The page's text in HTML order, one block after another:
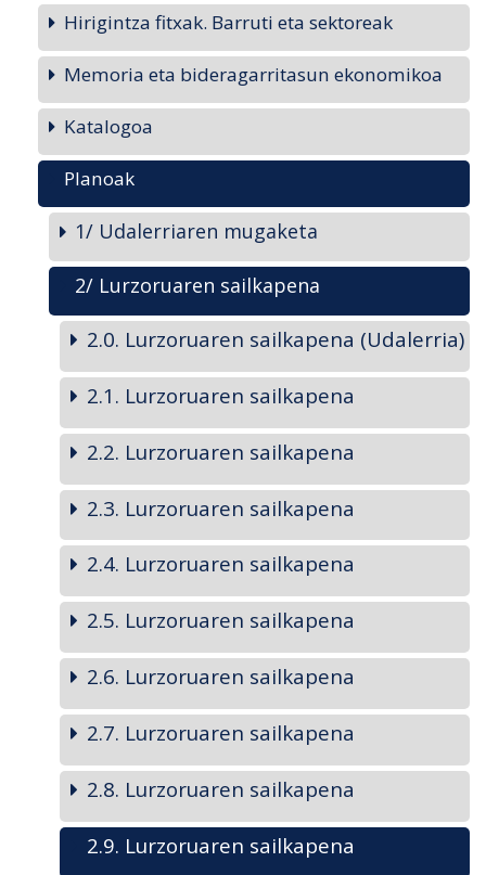
Hirigintza fitxak. Barruti eta sektoreak
Memoria eta bideragarritasun ekonomikoa
Katalogoa
Planoak
1/ Udalerriaren mugaketa
2/ Lurzoruaren sailkapena
2.0. Lurzoruaren sailkapena (Udalerria)
2.1. Lurzoruaren sailkapena
2.2. Lurzoruaren sailkapena
2.3. Lurzoruaren sailkapena
2.4. Lurzoruaren sailkapena
2.5. Lurzoruaren sailkapena
2.6. Lurzoruaren sailkapena
2.7. Lurzoruaren sailkapena
2.8. Lurzoruaren sailkapena
2.9. Lurzoruaren sailkapena